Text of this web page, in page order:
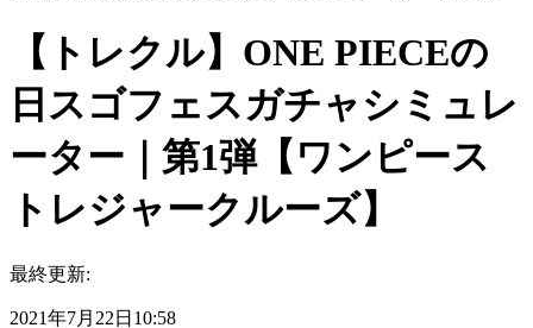
【トレクル】ONE PIECEの
日スゴフェスガチャシミュレ
ーター｜第1弾【ワンピース
トレジャークルーズ】
最終更新:
2021年7月22日10:58